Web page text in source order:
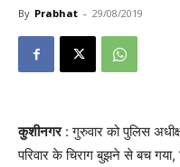
By Prabhat - 29/08/2019
कुशीनगर: गुरुवार को पुलिस
परिवार के चिराग बुझने से बच